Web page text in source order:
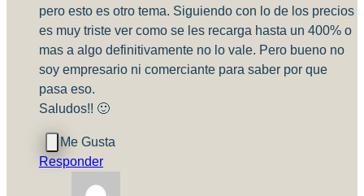
pero esto es otro tema. Siguiendo con lo de los precios
es muy triste ver como se les recarga hasta un 400% o
mas a algo definitivamente no lo vale. Pero bueno no
soy empresario ni comerciante para saber por que
pasa eso.
Saludos!! 🙂
Responder